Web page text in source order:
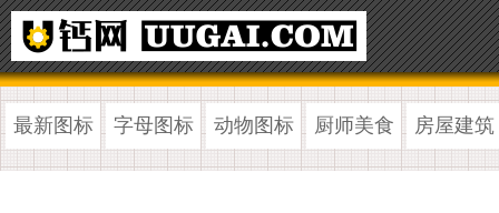
最新图标 字母图标 动物图标 厨师美食 房屋建筑